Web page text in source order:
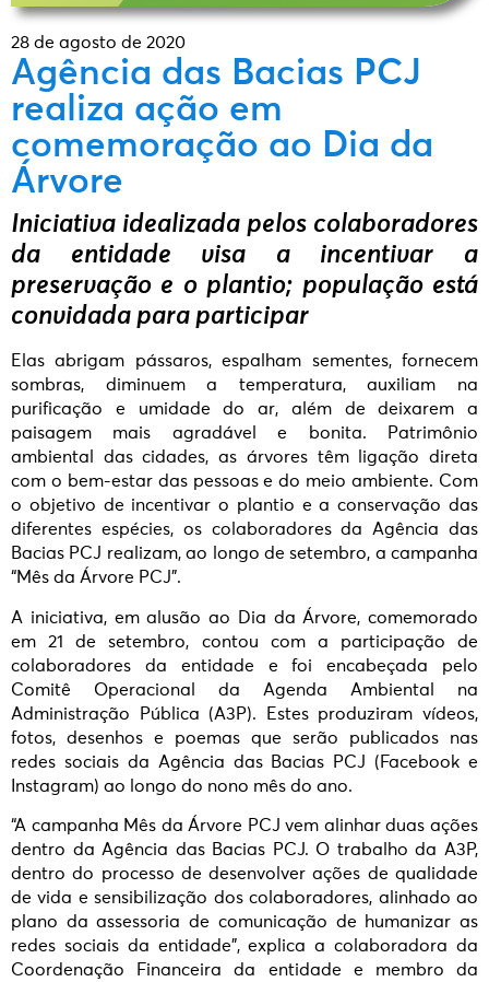
28 de agosto de 2020
Agência das Bacias PCJ
realiza ação em
comemoração ao Dia da
Árvore
Iniciativa idealizada pelos colaboradores
da entidade visa a incentivar a
preservação e o plantio; população está
convidada para participar
Elas abrigam pássaros, espalham sementes, fornecem
sombras, diminuem a temperatura, auxiliam na
purificação e umidade do ar, além de deixarem a
paisagem mais agradável e bonita. Patrimônio
ambiental das cidades, as árvores têm ligação direta
com o bem-estar das pessoas e do meio ambiente. Com
o objetivo de incentivar o plantio e a conservação das
diferentes espécies, os colaboradores da Agência das
Bacias PCJ realizam, ao longo de setembro, a campanha
“Mês da Árvore PCJ”.
A iniciativa, em alusão ao Dia da Árvore, comemorado
em 21 de setembro, contou com a participação de
colaboradores da entidade e foi encabeçada pelo
Comitê Operacional da Agenda Ambiental na
Administração Pública (A3P). Estes produziram vídeos,
fotos, desenhos e poemas que serão publicados nas
redes sociais da Agência das Bacias PCJ (Facebook e
Instagram) ao longo do nono mês do ano.
“A campanha Mês da Árvore PCJ vem alinhar duas ações
dentro da Agência das Bacias PCJ. O trabalho da A3P,
dentro do processo de desenvolver ações de qualidade
de vida e sensibilização dos colaboradores, alinhado ao
plano da assessoria de comunicação de humanizar as
redes sociais da entidade”, explica a colaboradora da
Coordenação Financeira da entidade e membro da